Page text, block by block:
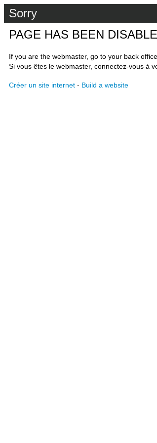
Sorry
PAGE HAS BEEN
If you are the webmaster, go to your back
Si vous êtes le webmaster, connectez-vous à
Créer un site internet - Build a website